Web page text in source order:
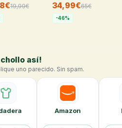
19,99€ 34,99€65€
-46%
así!
uno parecido. Sin spam.
Amazon